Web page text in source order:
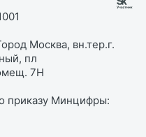
Москва, вн.тер.г.
пл
7Н
приказу Минцифры: